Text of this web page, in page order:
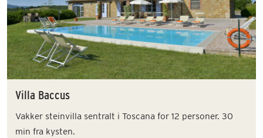
Villa Baccus
Vakker steinvilla sentralt i Toscana for 12 personer. 30
min fra kysten.